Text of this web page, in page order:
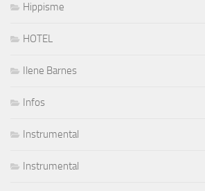
Hippisme
HOTEL
Ilene Barnes
Infos
Instrumental
Instrumental